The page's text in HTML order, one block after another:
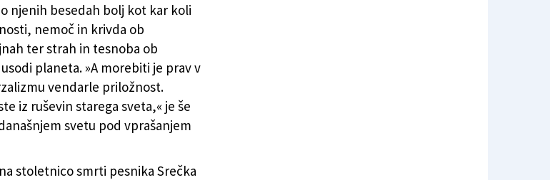
njenih besedah bolj kot kar koli
nemoč in krivda ob
ter strah in tesnoba ob
planeta. »A morebiti je prav v
vendarle priložnost.
iz ruševin starega sveta,« je še
svetu pod vprašanjem
stoletnico smrti pesnika Srečka